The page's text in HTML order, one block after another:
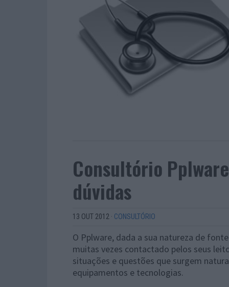
Consultório
dúvidas
13 OUT 2012 · CONSULTÓRIO
O Pplware, dada a sua natureza de
muitas vezes contactado pelos seus
situações e questões que surgem
equipamentos e tecnologias.